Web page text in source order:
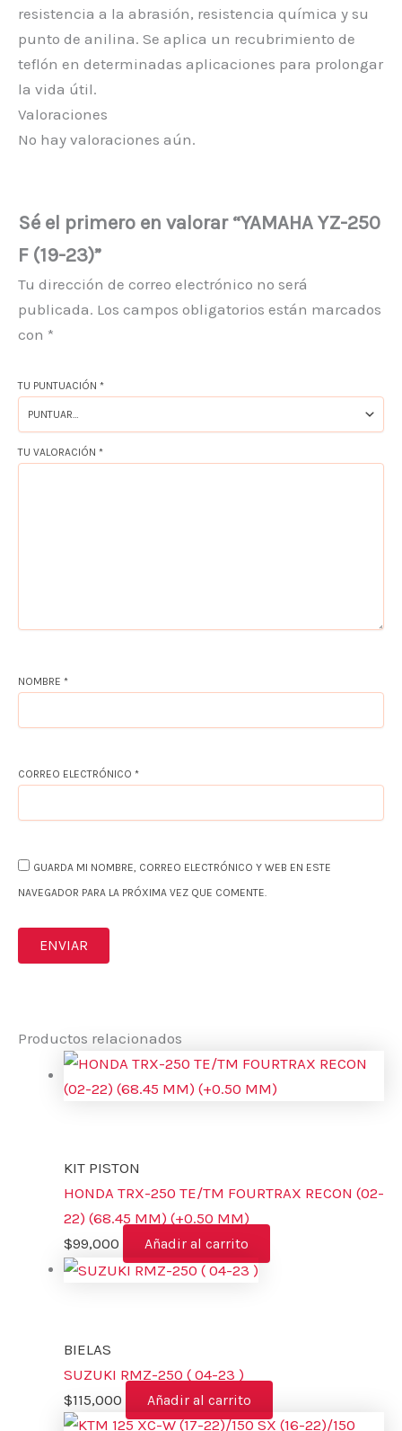
resistencia a la abrasión, resistencia química y su
punto de anilina. Se aplica un recubrimiento de
teflón en determinadas aplicaciones para prolongar
la vida útil.
Valoraciones
No hay valoraciones aún.
Sé el primero en valorar “YAMAHA YZ-250
F (19-23)”
Tu dirección de correo electrónico no será
publicada. Los campos obligatorios están marcados
con *
TU PUNTUACIÓN *
TU VALORACIÓN *
NOMBRE *
CORREO ELECTRÓNICO *
GUARDA MI NOMBRE, CORREO ELECTRÓNICO Y WEB EN ESTE
NAVEGADOR PARA LA PRÓXIMA VEZ QUE COMENTE.
Productos relacionados
KIT PISTON
HONDA TRX-250 TE/TM FOURTRAX RECON (02-
22) (68.45 MM) (+0.50 MM)
$99,000 Añadir al carrito
BIELAS
SUZUKI RMZ-250 ( 04-23 )
$115,000 Añadir al carrito